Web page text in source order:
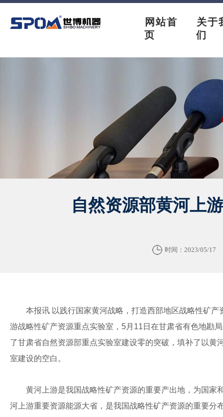
网站首
页
关于
们
自然资源部黄河上
时间：2023/05/17
本报讯 以践行国家黄河战略，打造西部地区战略性矿
游战略性矿产资源重点实验室，5月11日在甘肃省有色地勘
了甘肃省自然资源部重点实验室建设零的突破，填补了以黄
室建设的空白。
黄河上游是我国战略性矿产资源的重要产出地，为国家
河上游重要资源能源大省，是我国战略性矿产资源的重要分